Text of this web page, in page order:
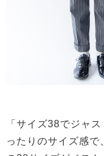
「サイズ38でジャ
ったりのサイズ感で